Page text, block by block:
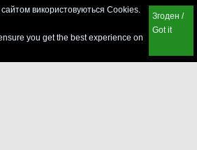
використовуються Cookies.
you get the best experience on
Згоден /
Got it